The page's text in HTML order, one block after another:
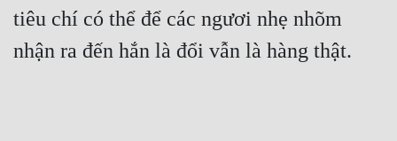
tiêu chí có thể để các ngươi nhẹ nhõm
nhận ra đến hắn là đổi vẫn là hàng thật.